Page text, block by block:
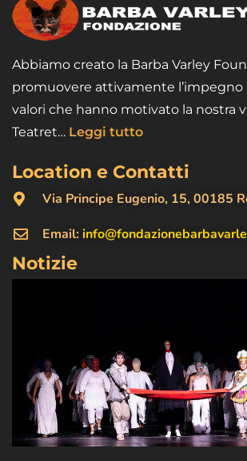
Abbiamo creato la Barba Varley
promuovere attivamente l’impegno
valori che hanno motivato la nostra
Teatret… Leggi tutto
Location e Contatti
Via Principe Eugenio, 15, 00185
Email:
Notizie